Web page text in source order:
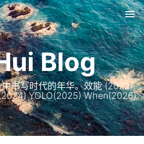
Blog
书写时代的年华。效能 (2022)
YOLO(2025) When(2026)